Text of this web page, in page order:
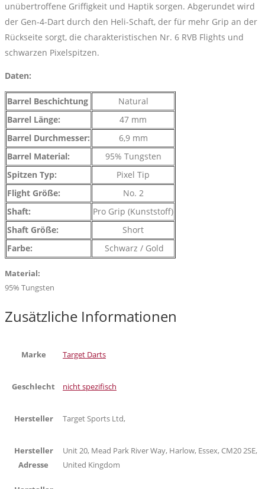
unübertroffene Griffigkeit und Haptik sorgen. Abgerundet wird
der Gen-4-Dart durch den Heli-Schaft, der für mehr Grip an der
Rückseite sorgt, die charakteristischen Nr. 6 RVB Flights und
schwarzen Pixelspitzen.
Daten:
Barrel Beschichtung
Natural
Barrel Länge:
47 mm
Barrel Durchmesser:
6,9 mm
Barrel Material:
95% Tungsten
Spitzen Typ:
Pixel Tip
Flight Größe:
No. 2
Shaft:
Pro Grip (Kunststoff)
Shaft Größe:
Short
Farbe:
Schwarz / Gold
Material:
95% Tungsten
Zusätzliche Informationen
Marke Target Darts
Geschlecht nicht spezifisch
Hersteller Target Sports Ltd,
Hersteller
Adresse
Unit 20, Mead Park River Way, Harlow, Essex, CM20 2SE,
United Kingdom